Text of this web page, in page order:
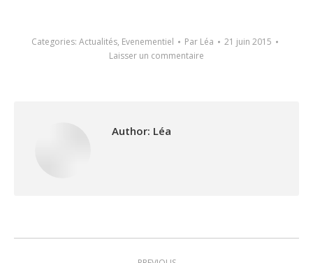
Categories: Actualités, Evenementiel Par Léa
21 juin 2015
Laisser un commentaire
Author: Léa